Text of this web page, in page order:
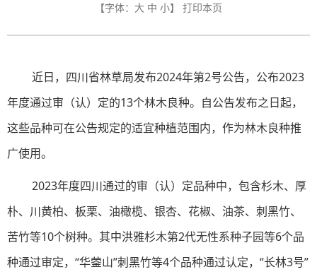
【字体： 大 中 小】 打印本页
近日，四川省林草局发布2024年第2号公告，公布2023
年度通过审（认）定的13个林木良种。自公告发布之日起，
这些品种可在公告规定的适宜种植范围内，作为林木良种推
广使用。
2023年度四川通过的审（认）定品种中，包含杉木、厚
朴、川黄柏、板栗、油橄榄、银杏、花椒、油茶、刺黑竹、
苦竹等10个树种。其中洪雅杉木第2代无性系种子园等6个品
种通过审定，“华蓥山”刺黑竹等4个品种通过认定，“长林3号”